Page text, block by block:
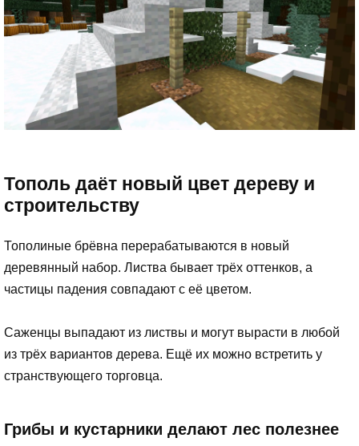
Тополь даёт новый цвет дереву и
строительству
Тополиные брёвна перерабатываются в новый
деревянный набор. Листва бывает трёх оттенков, а
частицы падения совпадают с её цветом.
Саженцы выпадают из листвы и могут вырасти в любой
из трёх вариантов дерева. Ещё их можно встретить у
странствующего торговца.
Грибы и кустарники делают лес полезнее